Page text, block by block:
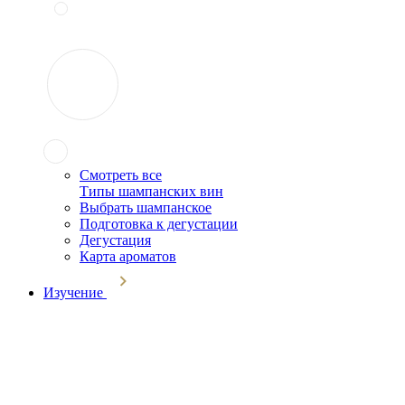
Смотреть все
Типы шампанских вин
Выбрать шампанское
Подготовка к дегустации
Дегустация
Карта ароматов
Изучение